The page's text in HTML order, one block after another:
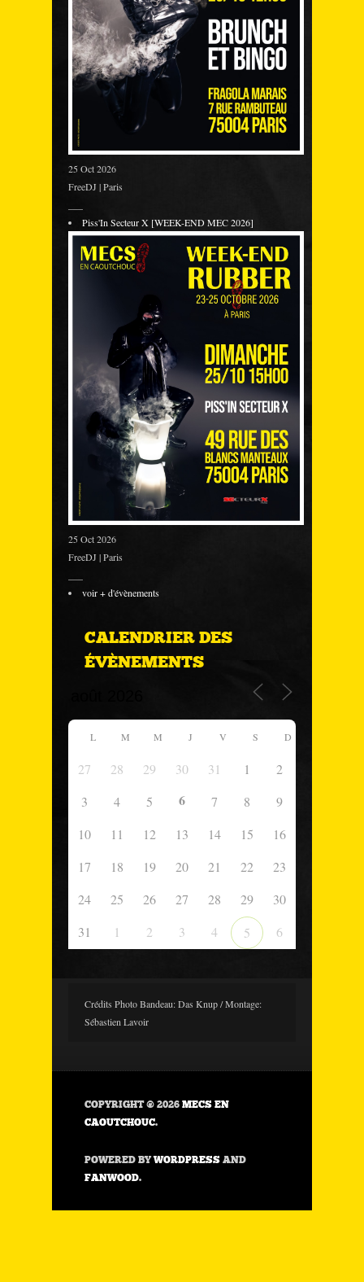
25 Oct 2026
FreeDJ | Paris
Piss'In Secteur X [WEEK-END MEC 2026]
25 Oct 2026
FreeDJ | Paris
voir + d'évènements
CALENDRIER DES
ÉVÈNEMENTS
L M M J V S D
27 28 29 30 31 1
2
3
4 5 6 7 8
9
10
11 12 13 14 15
16
17
18 19 20 21 22
23
24
25 26 27 28 29
30
31
1 2 3 4 5 6
Crédits Photo Bandeau: Das Knup / Montage:
Sébastien Lavoir
COPYRIGHT © 2026 MECS EN
CAOUTCHOUC.
POWERED BYWORDPRESS AND
FANWOOD.